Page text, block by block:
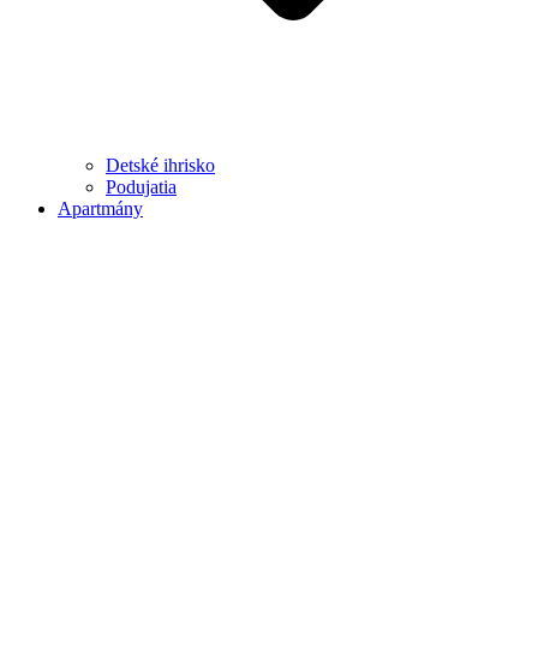
Detské ihrisko
Podujatia
Apartmány